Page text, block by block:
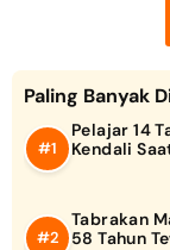
Paling Banyak
Pelajar 14
Kendali
Tabrakan
58 Tahun